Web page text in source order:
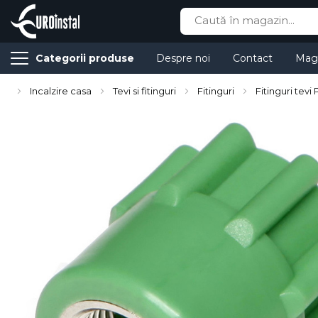
Cauta
Categorii produse Despre noi Contact
Incalzire casa Tevi si fitinguri Fitinguri Fitinguri tevi